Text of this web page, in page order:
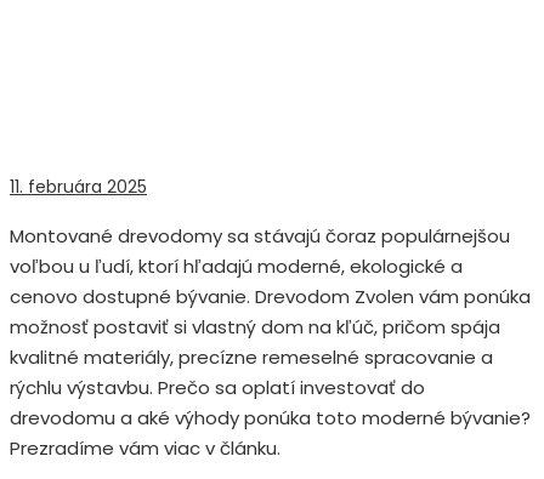
11. februára 2025
Montované drevodomy sa stávajú čoraz populárnejšou
voľbou u ľudí, ktorí hľadajú moderné, ekologické a
cenovo dostupné bývanie. Drevodom Zvolen vám ponúka
možnosť postaviť si vlastný dom na kľúč, pričom spája
kvalitné materiály, precízne remeselné spracovanie a
rýchlu výstavbu. Prečo sa oplatí investovať do
drevodomu a aké výhody ponúka toto moderné bývanie?
Prezradíme vám viac v článku.